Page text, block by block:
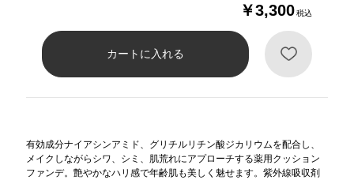
ヘルプ
よくあるご質問
￥3,300税込
有効成分ナイアシンアミド、グリチルリチン酸ジカリウムを配合し、
メイクしながらシワ、シミ、肌荒れにアプローチする薬用クッション
ファンデ。艶やかなハリ感で年齢肌も美しく魅せます。紫外線吸収剤